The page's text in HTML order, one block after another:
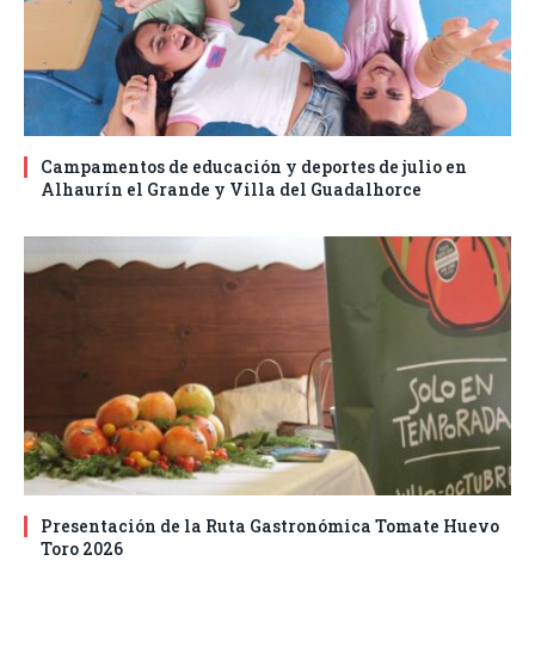
Campamentos de educación y deportes de julio en
Alhaurín el Grande y Villa del Guadalhorce
Presentación de la Ruta Gastronómica Tomate Huevo
Toro 2026